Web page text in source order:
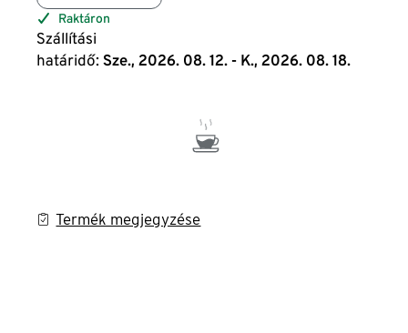
Raktáron
Szállítási
határidő: Sze., 2026. 08. 12. - K., 2026. 08. 18.
Termék megjegyzése